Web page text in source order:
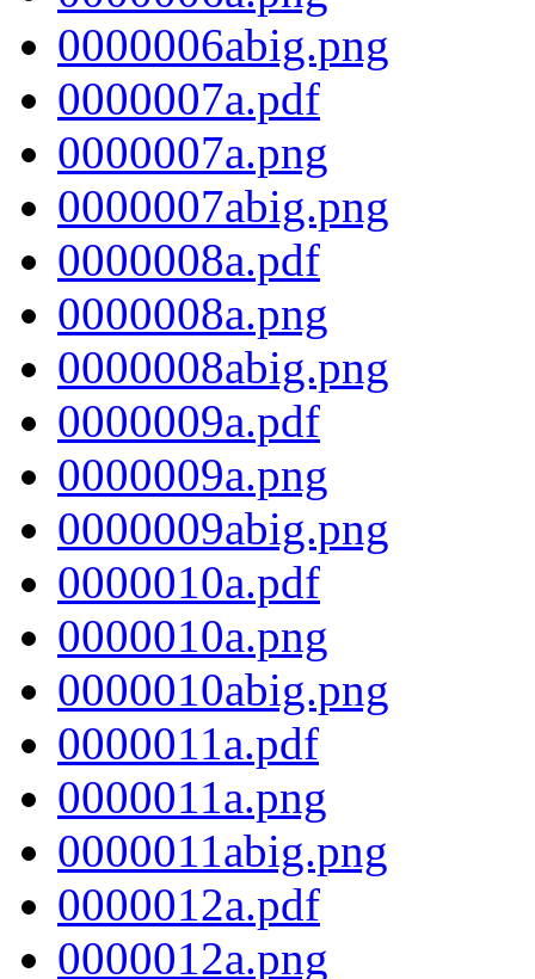
0000006abig.png
0000007a.pdf
0000007a.png
0000007abig.png
0000008a.pdf
0000008a.png
0000008abig.png
0000009a.pdf
0000009a.png
0000009abig.png
0000010a.pdf
0000010a.png
0000010abig.png
0000011a.pdf
0000011a.png
0000011abig.png
0000012a.pdf
0000012a.png